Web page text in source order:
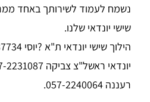
נשמח לעמוד לשירותך באחד
שישי יונדאי שלנו.
רעננה 057-2240064.